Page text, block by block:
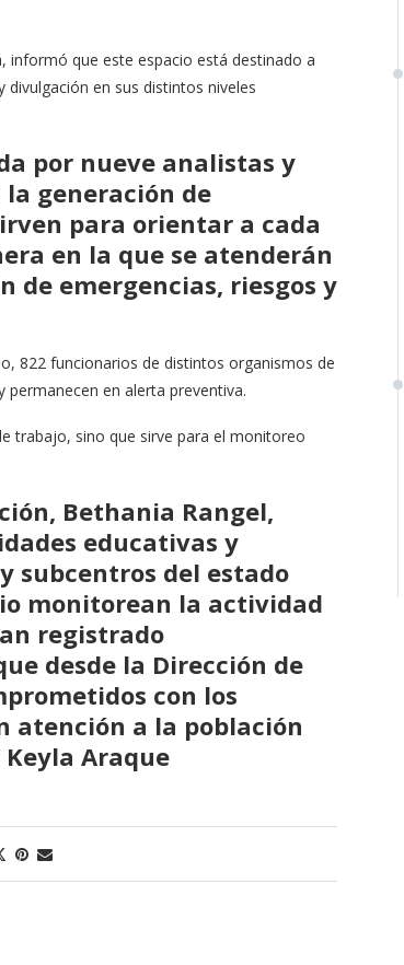
informó que este espacio está destinado a
en sus distintos niveles
por nueve analistas y
generación de
para orientar a cada
en la que se atenderán
de emergencias, riesgos y
822 funcionarios de distintos organismos de
permanecen en alerta preventiva.
trabajo, sino que sirve para el monitoreo
Bethania Rangel,
educativas y
subcentros del estado
monitorean la actividad
registrado
desde la Dirección de
con los
atención a la población
Araque